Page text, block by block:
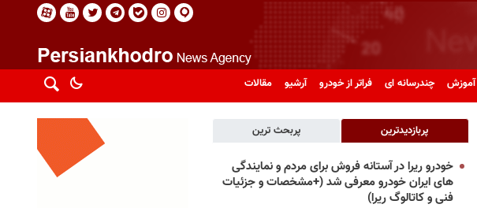
آموزش چندرسانه ای فراتر از خودرو آرشیو مقالات
پربازدیدترین پربحث ترین
خودرو ریرا در آستانه فروش برای مردم و نمایندگی
های ایران خودرو معرفی شد (+مشخصات و جزئیات
فنی و کاتالوگ ریرا)